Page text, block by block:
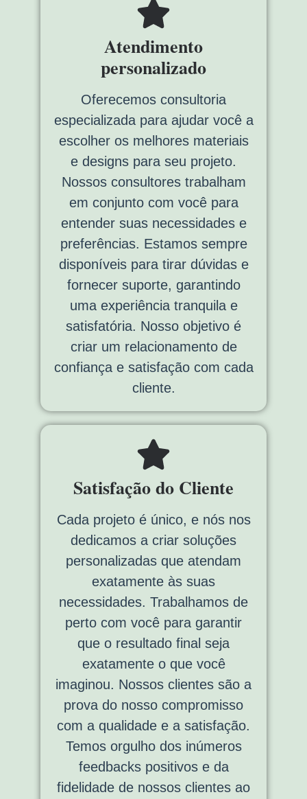
Atendimento
personalizado
Oferecemos consultoria
especializada para ajudar você a
escolher os melhores materiais
e designs para seu projeto.
Nossos consultores trabalham
em conjunto com você para
entender suas necessidades e
preferências. Estamos sempre
disponíveis para tirar dúvidas e
fornecer suporte, garantindo
uma experiência tranquila e
satisfatória. Nosso objetivo é
criar um relacionamento de
confiança e satisfação com cada
cliente.
Satisfação do Cliente
Cada projeto é único, e nós nos
dedicamos a criar soluções
personalizadas que atendam
exatamente às suas
necessidades. Trabalhamos de
perto com você para garantir
que o resultado final seja
exatamente o que você
imaginou. Nossos clientes são a
prova do nosso compromisso
com a qualidade e a satisfação.
Temos orgulho dos inúmeros
feedbacks positivos e da
fidelidade de nossos clientes ao